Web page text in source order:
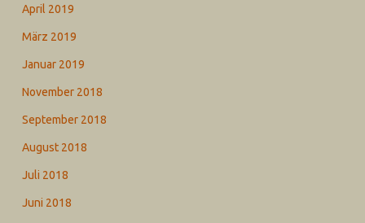
April 2019
März 2019
Januar 2019
November 2018
September 2018
August 2018
Juli 2018
Juni 2018